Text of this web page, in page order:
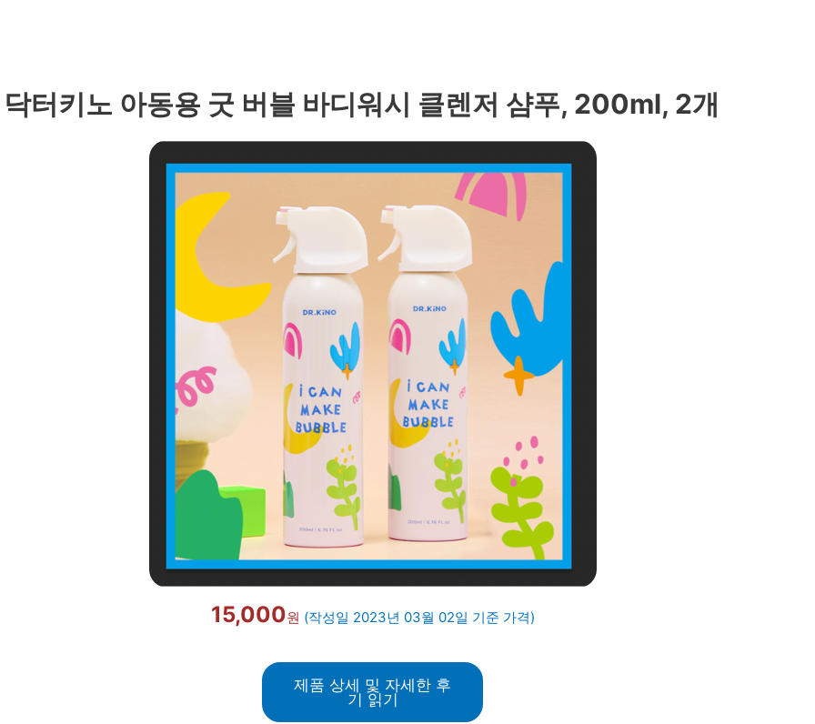
닥터키노 아동용 굿 버블 바디워시 클렌저 샴푸, 200ml, 2개
15,000원 (작성일 2023년 03월 02일 기준 가격)
제품 상세 및 자세한 후
기 읽기